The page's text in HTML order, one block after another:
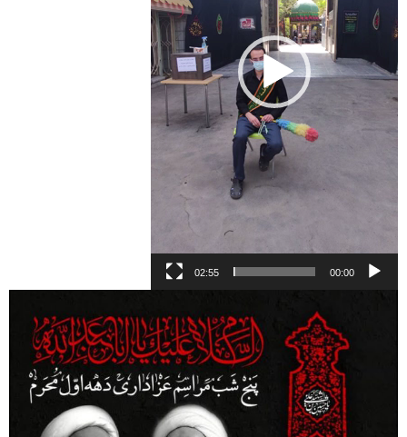
00:00
02:55